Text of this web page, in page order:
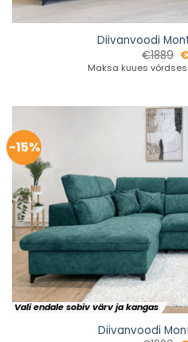
Diivanvoodi
€1889
Maksa kuues
-15%
Vali endale sobiv värv ja kangas
Diivanvoodi